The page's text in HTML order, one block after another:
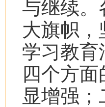
与继续。
大旗帜
学习教育
四个方
显增强